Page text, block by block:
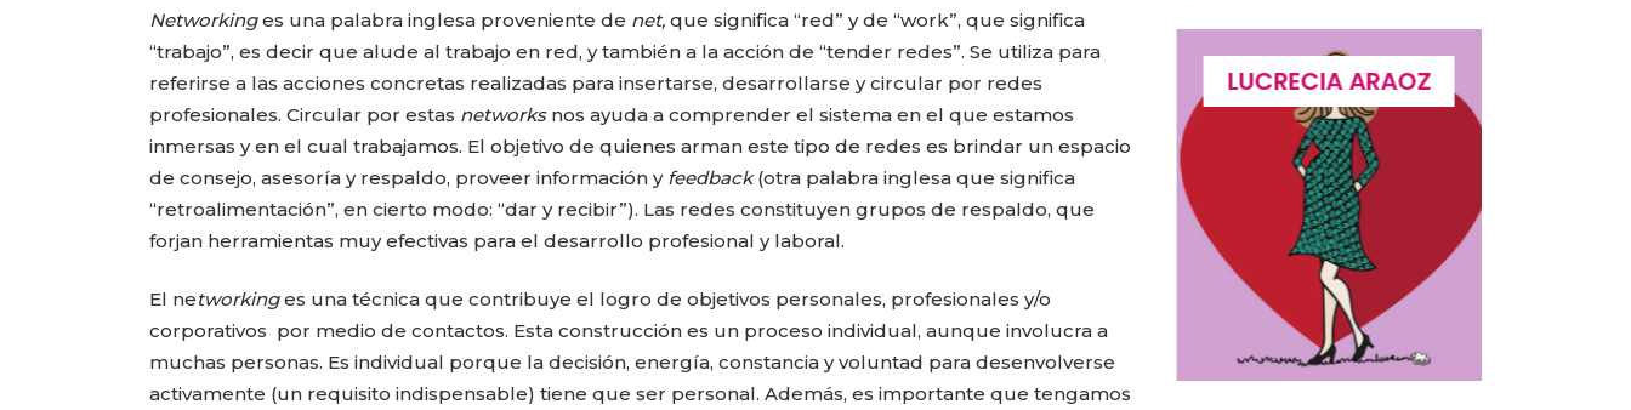
Networkinges una palabra inglesa proveniente de net, que significa “red” y de “work”, que significa
“trabajo”, es decir que alude al trabajo en red, y también a la acción de “tender redes”. Se utiliza para
referirse a las acciones concretas realizadas para insertarse, desarrollarse y circular por redes
profesionales. Circular por estas networksnos ayuda a comprender el sistema en el que estamos
inmersas y en el cual trabajamos. El objetivo de quienes arman este tipo de redes es brindar un espacio
de consejo, asesoría y respaldo, proveer información y feedback(otra palabra inglesa que significa
“retroalimentación”, en cierto modo: “dar y recibir”). Las redes constituyen grupos de respaldo, que
forjan herramientas muy efectivas para el desarrollo profesional y laboral.
El networkinges una técnica que contribuye el logro de objetivos personales, profesionales y/o
corporativos por medio de contactos. Esta construcción es un proceso individual, aunque involucra a
muchas personas. Es individual porque la decisión, energía, constancia y voluntad para desenvolverse
activamente (un requisito indispensable) tiene que ser personal. Además, es importante que tengamos
CARLA PILLA PATRICIA JACQUES LUCRECIA ARAOZ